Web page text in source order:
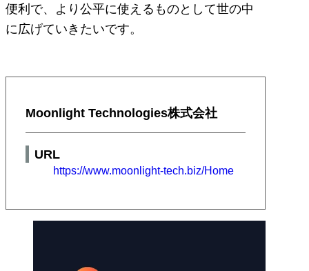
便利で、より公平に使えるものとして世の中
に広げていきたいです。
Moonlight Technologies株式会社
URL
https://www.moonlight-tech.biz/Home